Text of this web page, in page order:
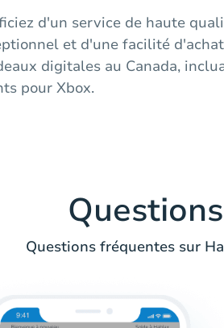
d'un service de haute
et d'une facilité
digitales au Canada,
pour Xbox.
Questions fréquentes sur